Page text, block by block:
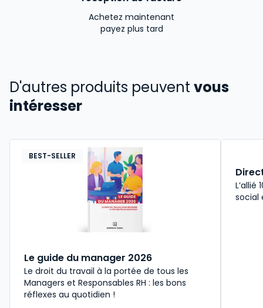
Achetez maintenant
payez plus tard
D'autres produits peuvent vous
intéresser
BEST-SELLER
Le guide du manager 2026
Le droit du travail à la portée de tous les
Managers et Responsables RH : les bons
réflexes au quotidien !
social